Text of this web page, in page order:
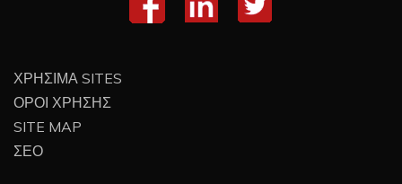
ΧΡΗΣΙΜΑ SITES
ΟΡΟΙ ΧΡΗΣΗΣ
SITE MAP
ΣΕΟ